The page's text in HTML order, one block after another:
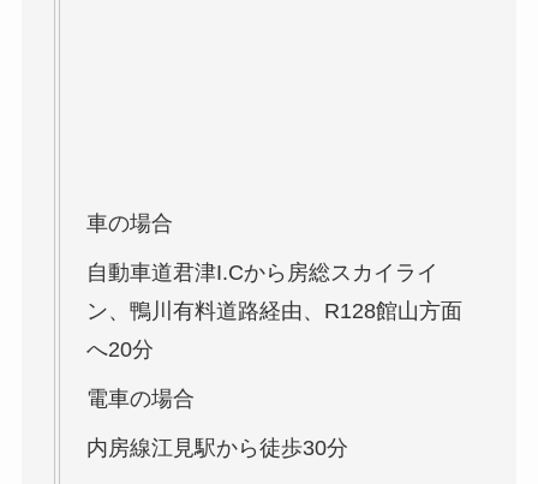
車の場合
自動車道君津I.Cから房総スカイライ
ン、鴨川有料道路経由、R128館山方面
へ20分
電車の場合
内房線江見駅から徒歩30分